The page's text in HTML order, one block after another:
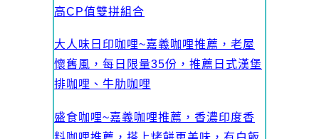
高CP值雙拼組合
大人味日印咖哩~嘉義咖哩推薦，老屋
懷舊風，每日限量35份，推薦日式漢堡
排咖哩、牛肋咖哩
盛食咖哩~嘉義咖哩推薦，香濃印度香